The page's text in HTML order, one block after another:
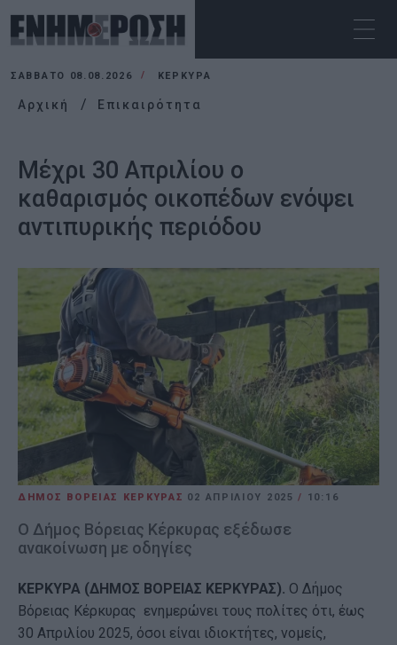
ΣΆΒΒΑΤΟ 08.08.2026 ΚΕΡΚΥΡΑ
Αρχική Επικαιρότητα
Μέχρι 30 Απριλίου ο
καθαρισμός οικοπέδων ενόψει
αντιπυρικής περιόδου
ΔΗΜΟΣ ΒΟΡΕΙΑΣ ΚΕΡΚΥΡΑΣ 02 ΑΠΡΙΛΊΟΥ 2025/ 10:16
Ο Δήμος Βόρειας Κέρκυρας εξέδωσε
ανακοίνωση με οδηγίες
ΚΕΡΚΥΡΑ (ΔΗΜΟΣ ΒΟΡΕΙΑΣ ΚΕΡΚΥΡΑΣ). Ο Δήμος
Βόρειας Κέρκυρας ενημερώνει τους πολίτες ότι, έως
30 Απριλίου 2025, όσοι είναι ιδιοκτήτες, νομείς,